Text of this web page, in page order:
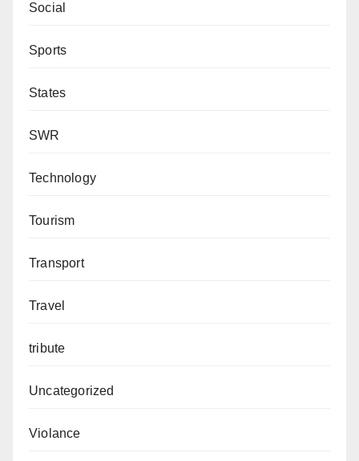
Social
Sports
States
SWR
Technology
Tourism
Transport
Travel
tribute
Uncategorized
Violance